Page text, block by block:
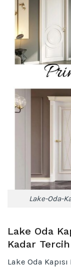
Lake-Oda-
Lake Oda
Kadar
Lake Oda